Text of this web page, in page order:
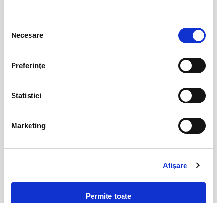
consimțământului
Necesare
Preferinţe
Statistici
Marketing
Afişare
Permite toate
03
iul
BILETE
04
iul
Timisoara